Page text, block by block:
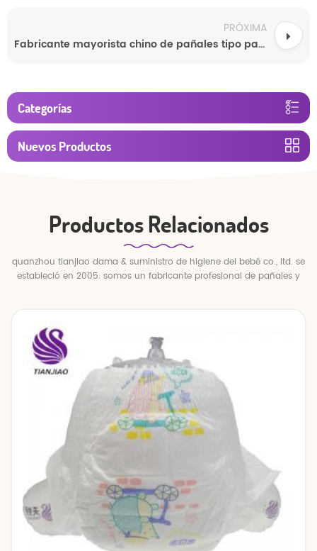
PRÓXIMA
Fabricante mayorista chino de pañales tipo pantalón para bebés: pañales desechables transpirables, ligeros, absorbentes y de secado rápido con servicio OEM personalizado y muestras gratuitas.
Categorías
Nuevos Productos
Productos Relacionados
quanzhou tianjiao dama & suministro de higiene del bebé co., ltd. se
estableció en 2005. somos un fabricante profesional de pañales y